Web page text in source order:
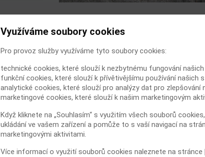
důsledku patofyziologických poruch nebo jakékoliv
Jednoduché kožní rány zasahují do pokožky, škáry
tuku. Komplikované rány naproti tomu pronikají
důležité nervově-cévní svazky a orgány. Pokud
dutiny, označujeme ji jako penetrující, v opačném
nepenetrující.
lokalizaci,
Využíváme soubory cookies
Pro provoz služby využíváme tyto soubory cookies:
technické cookies, které slouží k nezbytnému fungování
funkční cookies, které slouží k přívětivějšímu používání našich
analytické cookies, které slouží pro analýzy dat pro zlepšování
marketingové cookies, které slouží k našim marketingovým
Když kliknete na „Souhlasím“ s využitím všech souborů
ukládání ve vašem zařízení a pomůže to s vaší navigací na
marketingovými aktivitami.
Více informací o využití souborů cookies naleznete na stránce